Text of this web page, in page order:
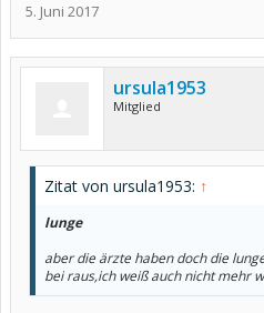
5. Juni 2017
ursula1953
Mitglied
Zitat von ursula1953: ↑
lunge
aber die ärzte haben doch die
bei raus,ich weiß auch nicht mehr